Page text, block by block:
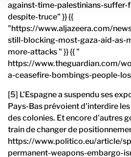
against-time-palestinians-suffer-
despite-truce" }} {{
"https://www.aljazeera.com/
still-blocking-most-gaza-aid-as-
more-attacks " }} {{ "
https://www.theguardian.com/
a-ceasefire-bombings-people-
[5] L'Espagne a suspendu ses
Pays-Bas prévoient d'interdire
des colonies. Et encore d'autres
train de changer de
https://www.politico.eu/article/
permanent-weapons-embargo-